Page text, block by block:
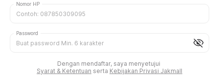
Nomor HP
visibility_off
Password
Dengan mendaftar, saya menyetujui
Syarat & Ketentuan serta Kebijakan Privasi Jakmall